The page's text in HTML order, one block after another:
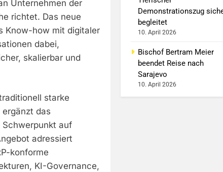
Unternehmen der
richtet. Das neue
Know-how mit digitaler
dabei,
skalierbar und
starke
das
Schwerpunkt auf
adressiert
konforme
KI-Governance,
Demonstrationszug
begleitet
10. April 2026
Bischof Bertram Meier
beendet Reise nach
Sarajevo
10. April 2026